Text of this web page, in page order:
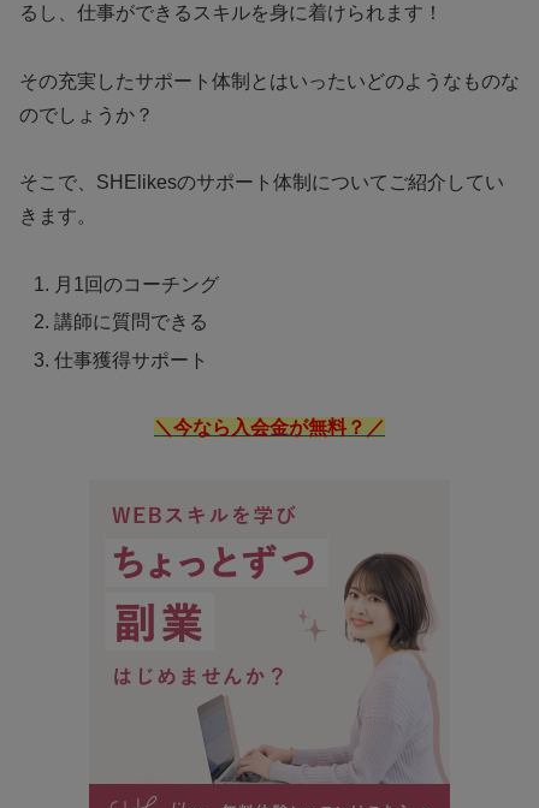
るし、仕事ができるスキルを身に着けられます！
その充実したサポート体制とはいったいどのようなものな
のでしょうか？
そこで、SHElikesのサポート体制についてご紹介してい
きます。
月1回のコーチング
講師に質問できる
仕事獲得サポート
＼今なら入会金が無料？／